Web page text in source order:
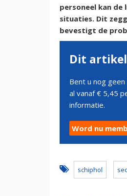
personeel kan de
situaties. Dit
bevestigt de
Dit
Bent u nog
al vanaf € 5,45
informatie.
Word nu
schiphol